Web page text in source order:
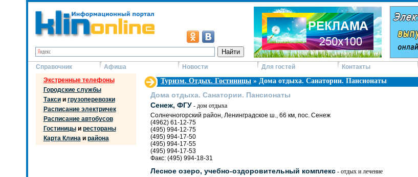
Справочник Афиша Новости Для гостей Контакты
Экстренные телефоны
Городские службы
Таксии грузоперевозки
Расписание электричек
Расписание автобусов
Гостиницыи рестораны
Карта Клинаи района
Туризм. Отдых. Гостиницы » Дома отдыха. Санатории. Пансионаты
Дома отдыха. Санатории. Пансионаты
Сенеж, ФГУ - дом отдыха
Солнечногорский район, Ленинградское ш., 66 км, пос. Сенеж
(4962) 61-12-75
(495) 994-12-75
(495) 994-17-50
(495) 994-17-55
(495) 994-17-53
Факс: (495) 994-18-31
Лесное озеро, учебно-оздоровительный комплекс - отдых и лечение